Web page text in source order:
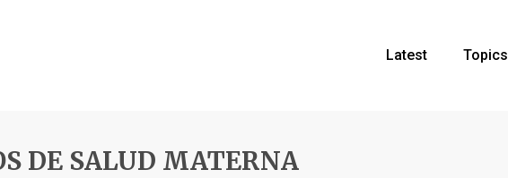
Latest Topics
DE SALUD MATERNA